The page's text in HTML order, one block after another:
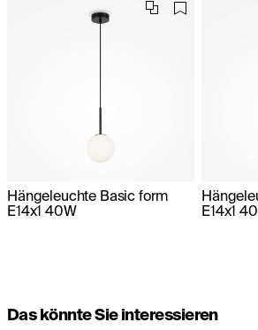
Hängeleuchte Basic form
E14x1 40W
E14x1
Das könnte Sie interessieren